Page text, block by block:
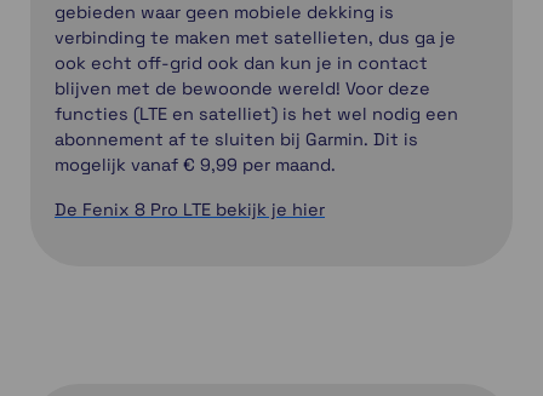
gebieden waar geen mobiele dekking is
verbinding te maken met satellieten, dus ga je
ook echt off-grid ook dan kun je in contact
blijven met de bewoonde wereld! Voor deze
functies (LTE en satelliet) is het wel nodig een
abonnement af te sluiten bij Garmin. Dit is
mogelijk vanaf € 9,99 per maand.
De Fenix 8 Pro LTE bekijk je hier